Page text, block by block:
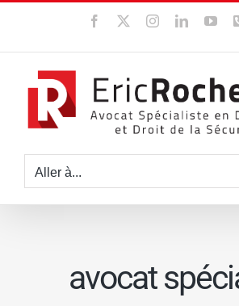
contenu
Facebook InstagramLinkedIn
Aller à...
avocat